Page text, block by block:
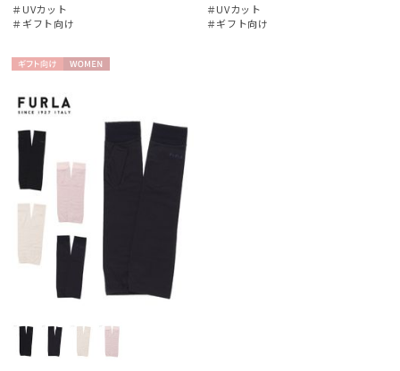
＃UVカット
＃ギフト向け
＃UVカット
＃ギフト向け
向け
N